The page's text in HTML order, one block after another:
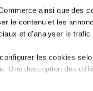
ainsi que des
le contenu et les
et d'analyser le trafic
les cookies
Une description des
of freight
evolving world. The
supply chains,
of EU
sector.